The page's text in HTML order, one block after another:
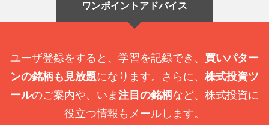
ワンポイントアドバイス
ユーザ登録をすると、学習を記録でき、 買いパター
ンの銘柄も見放題になります。さらに、 株式投資ツ
ールのご案内や、いま 注目の銘柄など、株式投資に
役立つ情報もメールします。